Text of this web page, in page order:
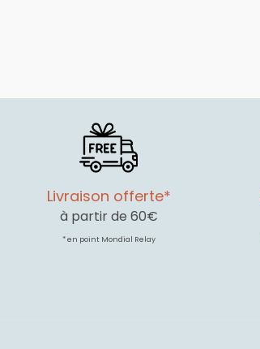
Livraison offerte*
à partir de 60€
* en point Mondial Relay